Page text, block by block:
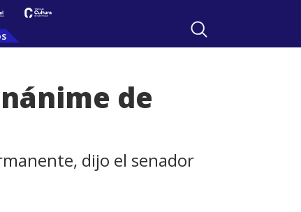
de
dijo el senador